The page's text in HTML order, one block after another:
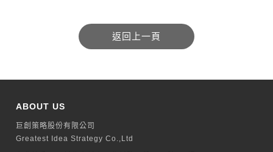
ABOUT US
巨創策略股份有限公司
Greatest Idea Strategy Co.,Ltd